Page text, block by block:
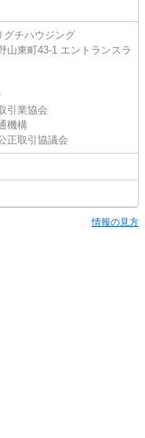
グチハウジング
山東町43-1 エントランスラ
引業協会
機構
正取引協議会
情報の見方